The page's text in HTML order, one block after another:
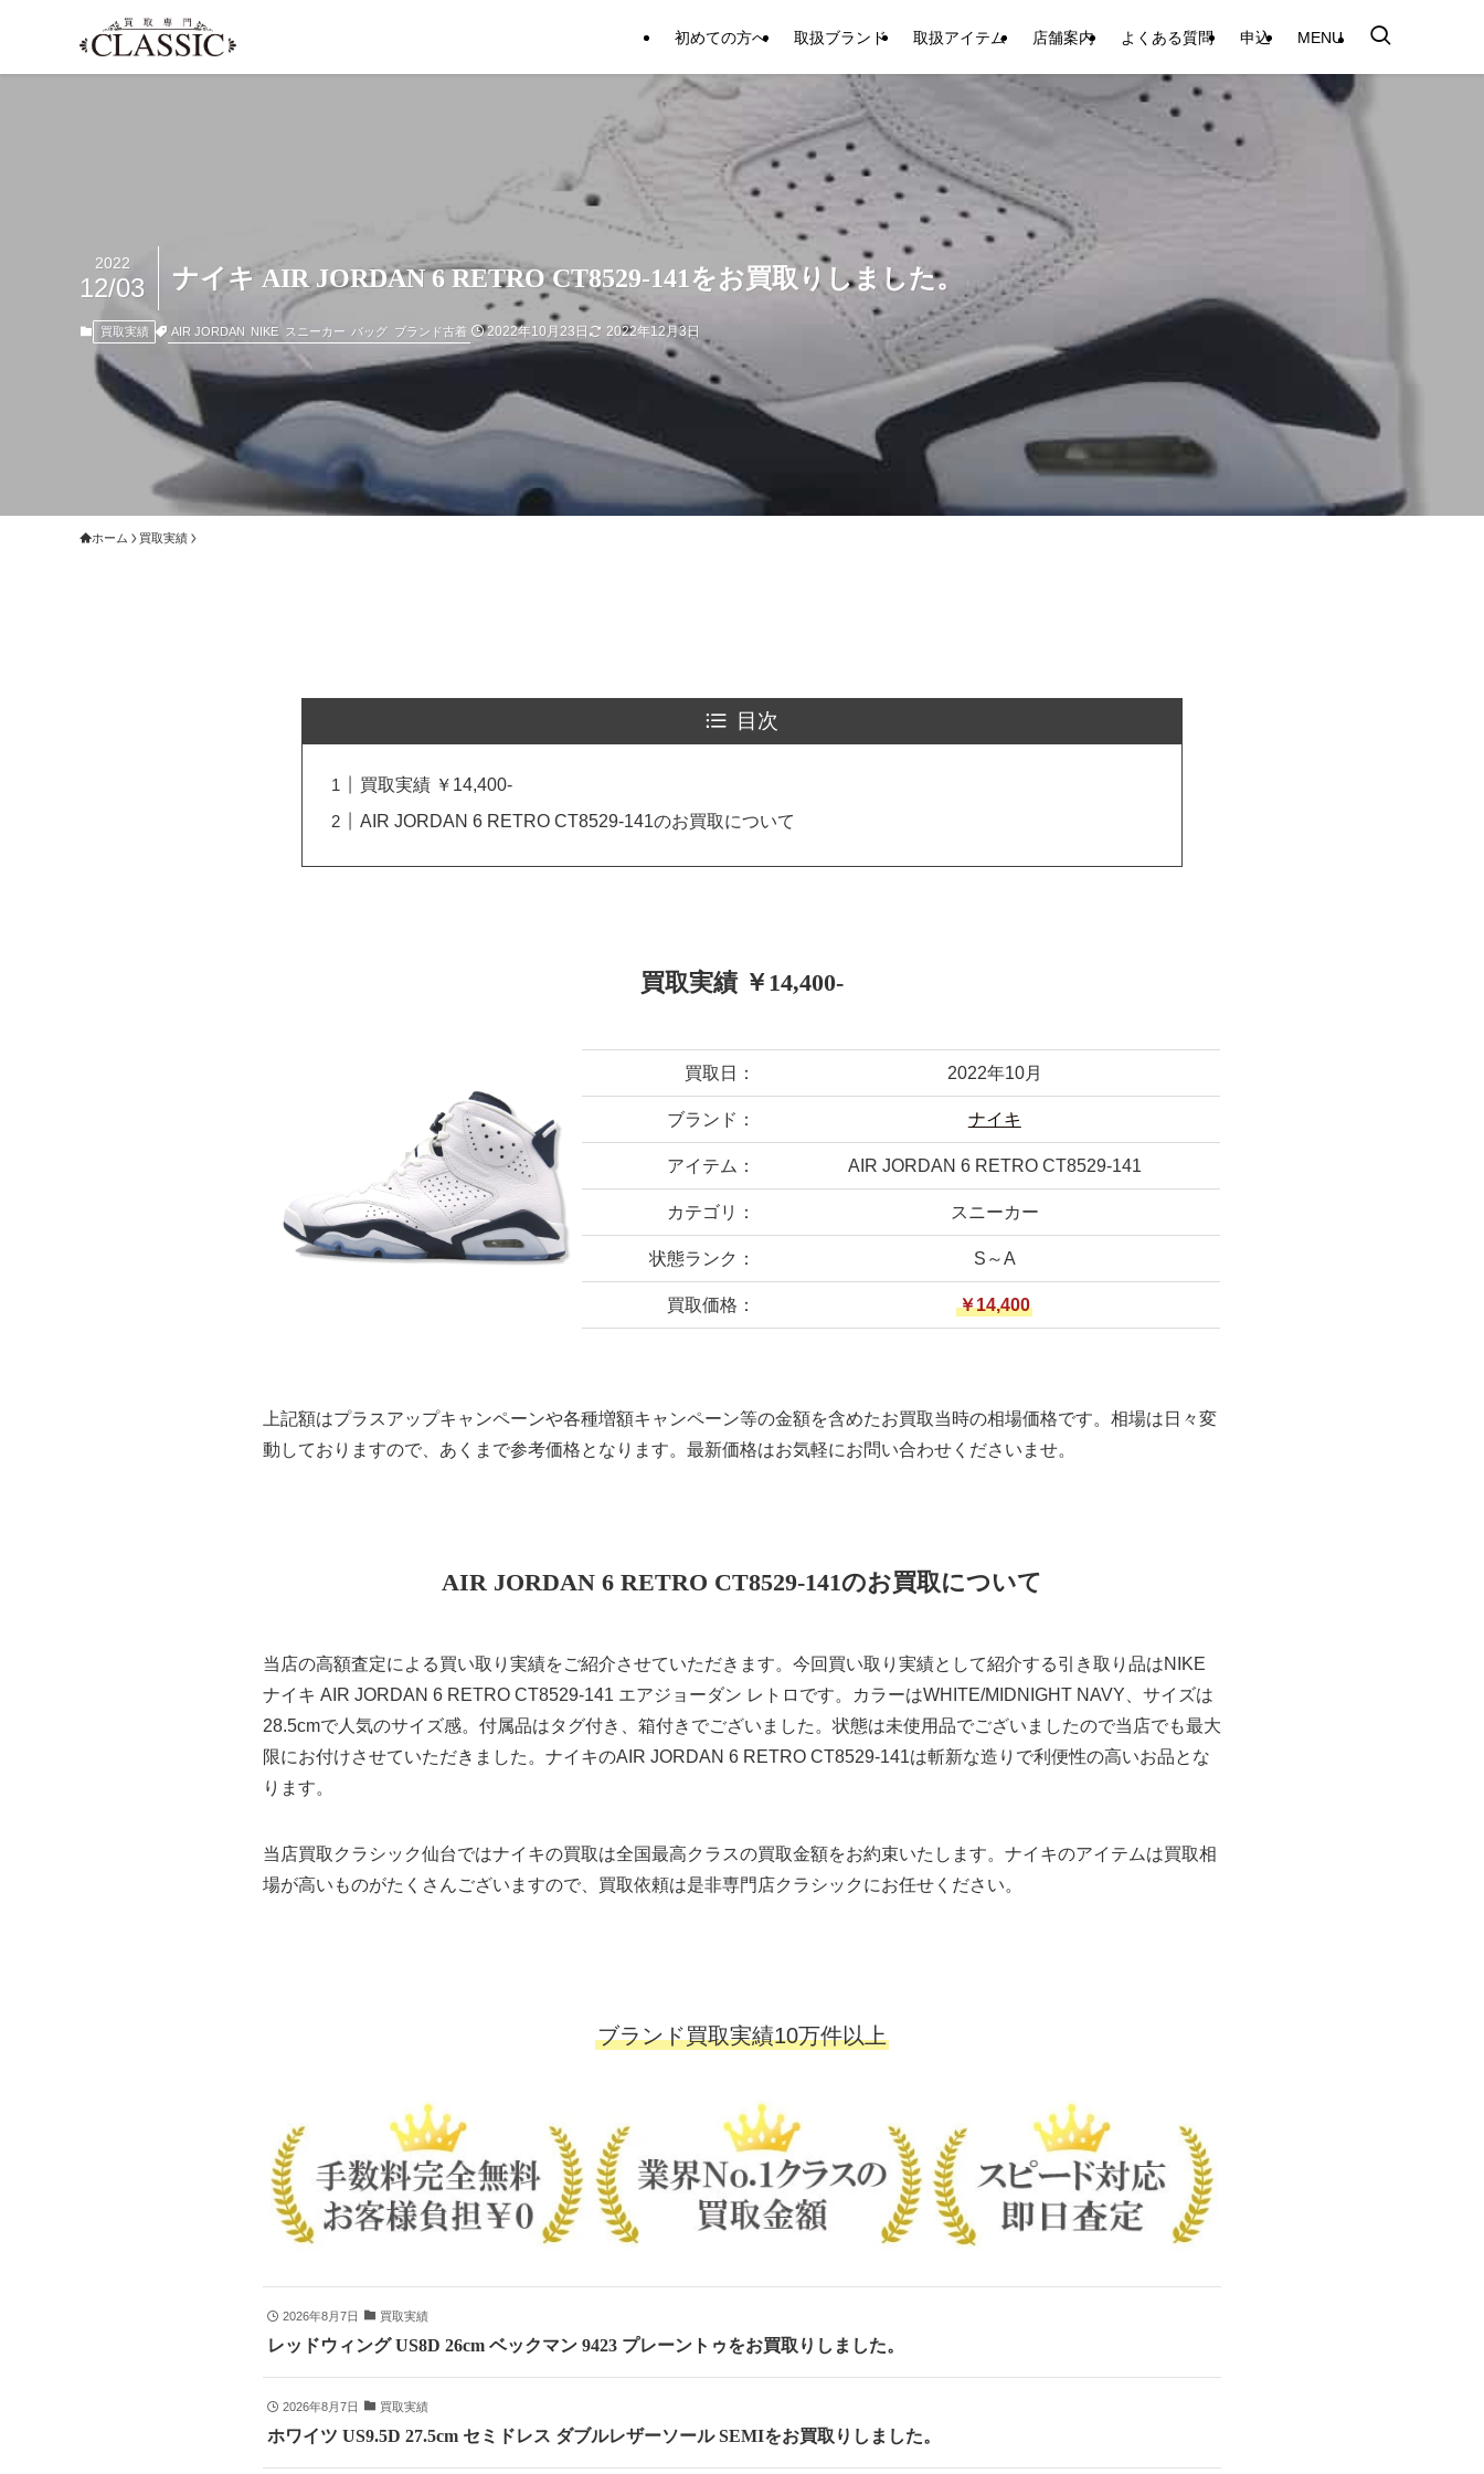
初めての方へ 取扱ブランド 取扱アイテム 店舗案内 よくある質問 申込 MENU
ナイキ AIR JORDAN 6 RETRO CT8529-141をお買取りしました。
2022
12/03
買取実績 AIR JORDAN NIKE スニーカー バッグ ブランド古着 2022年10月23日 2022年12月3日
ホーム 買取実績
目次
買取実績 ￥14,400-
AIR JORDAN 6 RETRO CT8529-141のお買取について
買取実績 ￥14,400-
買取日： 2022年10月
ブランド： ナイキ
アイテム： AIR JORDAN 6 RETRO CT8529-141
カテゴリ： スニーカー
状態ランク： S～A
買取価格： ￥14,400
上記額はプラスアップキャンペーンや各種増額キャンペーン等の金額を含めたお買取当時の相場価格です。相場は日々変
動しておりますので、あくまで参考価格となります。最新価格はお気軽にお問い合わせくださいませ。
AIR JORDAN 6 RETRO CT8529-141のお買取について
当店の高額査定による買い取り実績をご紹介させていただきます。今回買い取り実績として紹介する引き取り品はNIKE
ナイキ AIR JORDAN 6 RETRO CT8529-141 エアジョーダン レトロです。カラーはWHITE/MIDNIGHT NAVY、サイズは
28.5cmで人気のサイズ感。付属品はタグ付き、箱付きでございました。状態は未使用品でございましたので当店でも最大
限にお付けさせていただきました。ナイキのAIR JORDAN 6 RETRO CT8529-141は斬新な造りで利便性の高いお品とな
ります。
当店買取クラシック仙台ではナイキの買取は全国最高クラスの買取金額をお約束いたします。ナイキのアイテムは買取相
場が高いものがたくさんございますので、買取依頼は是非専門店クラシックにお任せください。
ブランド買取実績10万件以上
2026年8月7日 買取実績
レッドウィング US8D 26cm ベックマン 9423 プレーントゥをお買取りしました。
2026年8月7日 買取実績
ホワイツ US9.5D 27.5cm セミドレス ダブルレザーソール SEMIをお買取りしました。